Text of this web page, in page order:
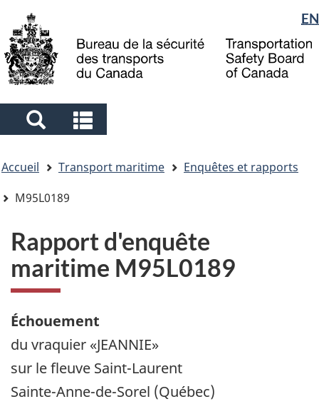
to
main
to
"About
government"
à
la
Sélection
de
la
langue
EN
Search
and
menus
and
menus
êtes
ici
Accueil Transport maritime
Enquêtes et rapports
M95L0189
Rapport d'enquête
maritime M95L0189
Échouement
du vraquier «JEANNIE»
sur le fleuve Saint-Laurent
Sainte-Anne-de-Sorel (Québec)